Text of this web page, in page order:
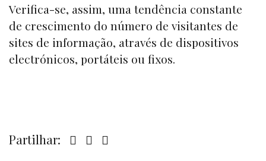
Verifica-se, assim, uma tendência constante
de crescimento do número de visitantes de
sites de informação, através de dispositivos
electrónicos, portáteis ou fixos.
Partilhar: